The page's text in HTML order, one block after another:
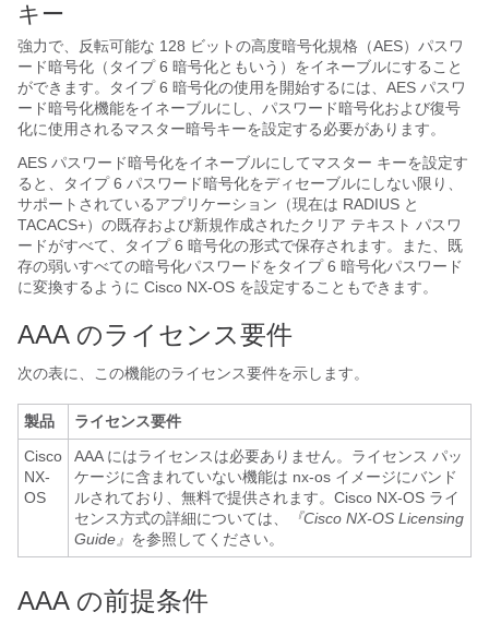
キー
強力で、反転可能な 128 ビットの高度暗号化規格（AES）パスワ
ード暗号化（タイプ 6 暗号化ともいう）をイネーブルにすること
ができます。タイプ 6 暗号化の使用を開始するには、AES パスワ
ード暗号化機能をイネーブルにし、パスワード暗号化および復号
化に使用されるマスター暗号キーを設定する必要があります。
AES パスワード暗号化をイネーブルにしてマスター キーを設定す
ると、タイプ 6 パスワード暗号化をディセーブルにしない限り、
サポートされているアプリケーション（現在は RADIUS と
TACACS+）の既存および新規作成されたクリア テキスト パスワ
ードがすべて、タイプ 6 暗号化の形式で保存されます。また、既
存の弱いすべての暗号化パスワードをタイプ 6 暗号化パスワード
に変換するように Cisco NX-OS を設定することもできます。
AAA のライセンス要件
次の表に、この機能のライセンス要件を示します。
製品
ライセンス要件
Cisco
NX-
OS
AAA にはライセンスは必要ありません。ライセンス パッ
ケージに含まれていない機能は nx-os イメージにバンド
ルされており、無料で提供されます。Cisco NX-OS ライ
センス方式の詳細については、
『Cisco NX-OS Licensing
Guide』 を参照してください。
AAA の前提条件